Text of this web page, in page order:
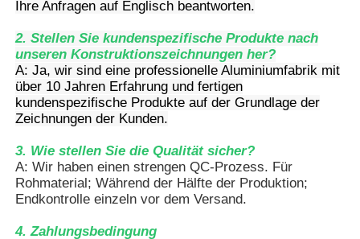
Flügelfensterprofile
Fassadenprofile
Poliertes Aluminiumprofil
hölzernes Endaluminiumprofile
Ihre Anfragen auf Englisch beantworten.
2. Stellen Sie kundenspezifische Produkte nach
unseren Konstruktionszeichnungen her?
A: Ja, wir sind eine professionelle Aluminiumfabrik mit
über 10 Jahren Erfahrung und fertigen
kundenspezifische Produkte auf der Grundlage der
Zeichnungen der Kunden.
3. Wie stellen Sie die Qualität sicher?
A: Wir haben einen strengen QC-Prozess. Für
Rohmaterial; Während der Hälfte der Produktion;
Endkontrolle einzeln vor dem Versand.
4. Zahlungsbedingung